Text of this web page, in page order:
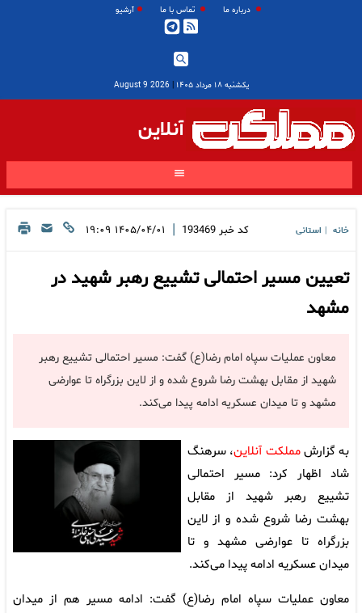
درباره ما تماس با ما آرشیو
یکشنبه ۱۸ مرداد ۱۴۰۵ |
2026 August 9
آنلاین
خانه استانی کد خبر 193469
| ۱۴۰۵/۰۴/۰۱ ۱۹:۰۹
تعیین مسیر احتمالی تشییع رهبر شهید در
مشهد
معاون عملیات سپاه امام رضا(ع) گفت: مسیر احتمالی تشییع رهبر
شهید از مقابل بهشت رضا شروع شده و از لاین بزرگراه تا عوارضی
مشهد و تا میدان عسکریه ادامه پیدا می‌کند.
به گزارشمملکت آنلاین، سرهنگ
شاد اظهار کرد: مسیر احتمالی
تشییع رهبر شهید از مقابل
بهشت رضا شروع شده و از لاین
بزرگراه تا عوارضی مشهد و تا
میدان عسکریه ادامه پیدا می‌کند.
معاون عملیات سپاه امام رضا(ع) گفت: ادامه مسیر هم از میدان